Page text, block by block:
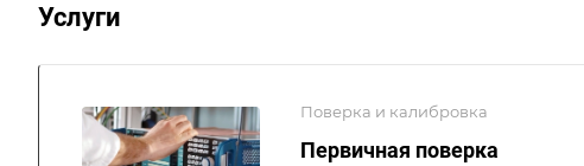
Услуги
Поверка и калибровка
Первичная поверка